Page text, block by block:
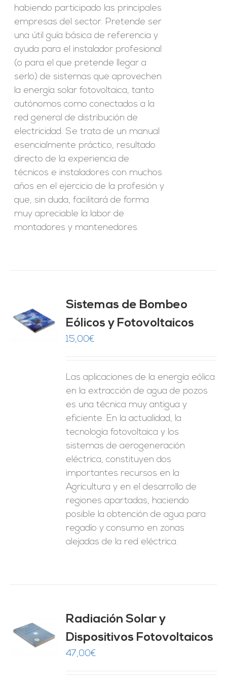
habiendo participado las principales
empresas del sector. Pretende ser
una útil guía básica de referencia y
ayuda para el instalador profesional
(o para el que pretende llegar a
serlo) de sistemas que aprovechen
la energía solar fotovoltaica, tanto
autónomos como conectados a la
red general de distribución de
electricidad. Se trata de un manual
esencialmente práctico, resultado
directo de la experiencia de
técnicos e instaladores con muchos
años en el ejercicio de la profesión y
que, sin duda, facilitará de forma
muy apreciable la labor de
montadores y mantenedores.
Sistemas de Bombeo
Eólicos y Fotovoltaicos
15,00€
Las aplicaciones de la energía eólica
en la extracción de agua de pozos
es una técnica muy antigua y
eficiente. En la actualidad, la
tecnología fotovoltaica y los
sistemas de aerogeneración
eléctrica, constituyen dos
importantes recursos en la
Agricultura y en el desarrollo de
regiones apartadas, haciendo
posible la obtención de agua para
regadío y consumo en zonas
alejadas de la red eléctrica.
Radiación Solar y
Dispositivos Fotovoltaicos
47,00€